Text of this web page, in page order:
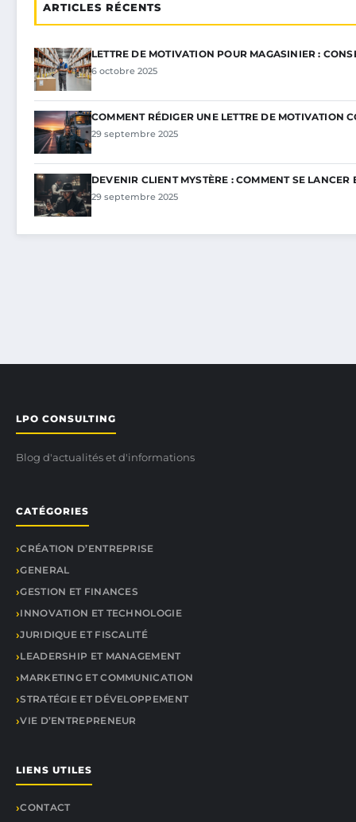
ARTICLES RÉCENTS
LETTRE DE MOTIVATION POUR MAGASINIER :
6 octobre 2025
COMMENT RÉDIGER UNE LETTRE DE MOTIVATION
29 septembre 2025
DEVENIR CLIENT MYSTÈRE : COMMENT SE LANCER
29 septembre 2025
LPO CONSULTING
Blog d'actualités et d'informations
CATÉGORIES
CRÉATION D’ENTREPRISE
GENERAL
GESTION ET FINANCES
INNOVATION ET TECHNOLOGIE
JURIDIQUE ET FISCALITÉ
LEADERSHIP ET MANAGEMENT
MARKETING ET COMMUNICATION
STRATÉGIE ET DÉVELOPPEMENT
VIE D’ENTREPRENEUR
LIENS UTILES
CONTACT